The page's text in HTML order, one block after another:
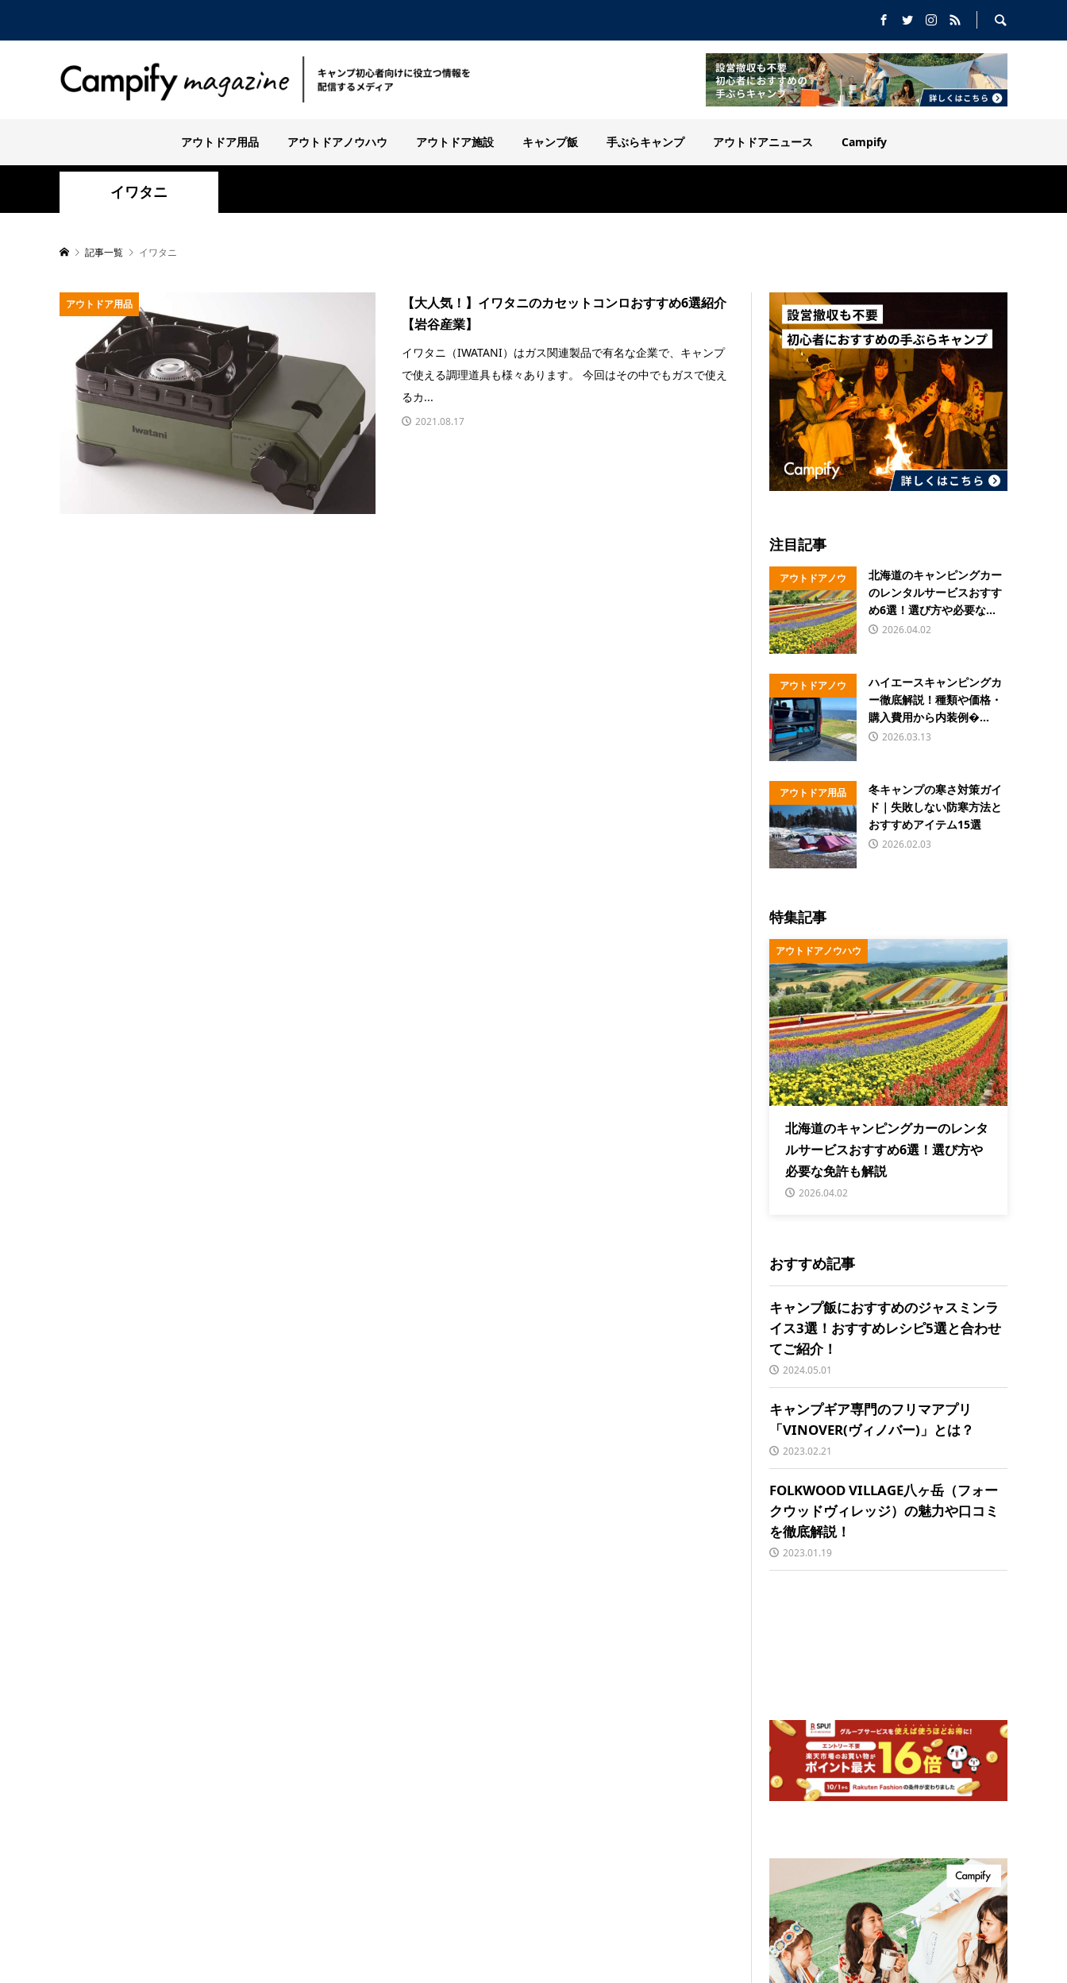
アウトドア用品 アウトドアノウハウ アウトドア施設 キャンプ飯 手ぶらキャンプ アウトドアニュース Campify
イワタニ
記事一覧 イワタニ
アウトドア用品
【大人気！】イワタニのカセットコンロおすすめ6選紹介
【岩谷産業】
イワタニ（IWATANI）はガス関連製品で有名な企業で、キャンプ
で使える調理道具も様々あります。 今回はその中でもガスで使え
るカ...
2021.08.17
注目記事
アウトドアノウ
ハウ
北海道のキャンピングカー
のレンタルサービスおすす
め6選！選び方や必要な...
2026.04.02
アウトドアノウ
ハウ
ハイエースキャンピングカ
ー徹底解説！種類や価格・
購入費用から内装例�...
2026.03.13
アウトドア用品
冬キャンプの寒さ対策ガイ
ド｜失敗しない防寒方法と
おすすめアイテム15選
2026.02.03
特集記事
アウトドアノウハウ
北海道のキャンピングカーのレンタ
ルサービスおすすめ6選！選び方や
必要な免許も解説
2026.04.02
おすすめ記事
キャンプ飯におすすめのジャスミンラ
イス3選！おすすめレシピ5選と合わせ
てご紹介！
2024.05.01
キャンプギア専門のフリマアプリ
「VINOVER(ヴィノバー)」とは？
2023.02.21
FOLKWOOD VILLAGE八ヶ岳（フォー
クウッドヴィレッジ）の魅力や口コミ
を徹底解説！
2023.01.19